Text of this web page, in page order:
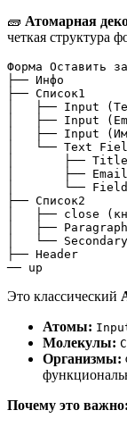
🧱 Атомарная
четкая структура
Форма Оставить
├── Инфо
├── Список1
│   ├── Input
│   ├── Input
│   ├── Input
│   └── Text
│       ├── Title
│       ├── Email
│       └── Field
├── Список2
│   ├── close
│   ├──
│   └──
├── Header
── up
Это классический
Атомы:
Молекулы:
Организмы:
Почему это важно: